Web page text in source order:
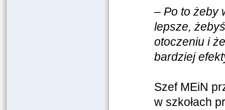
–Po to żeby
lepsze,
otoczeniu i
bardziej
Szef MEiN
w szkołach